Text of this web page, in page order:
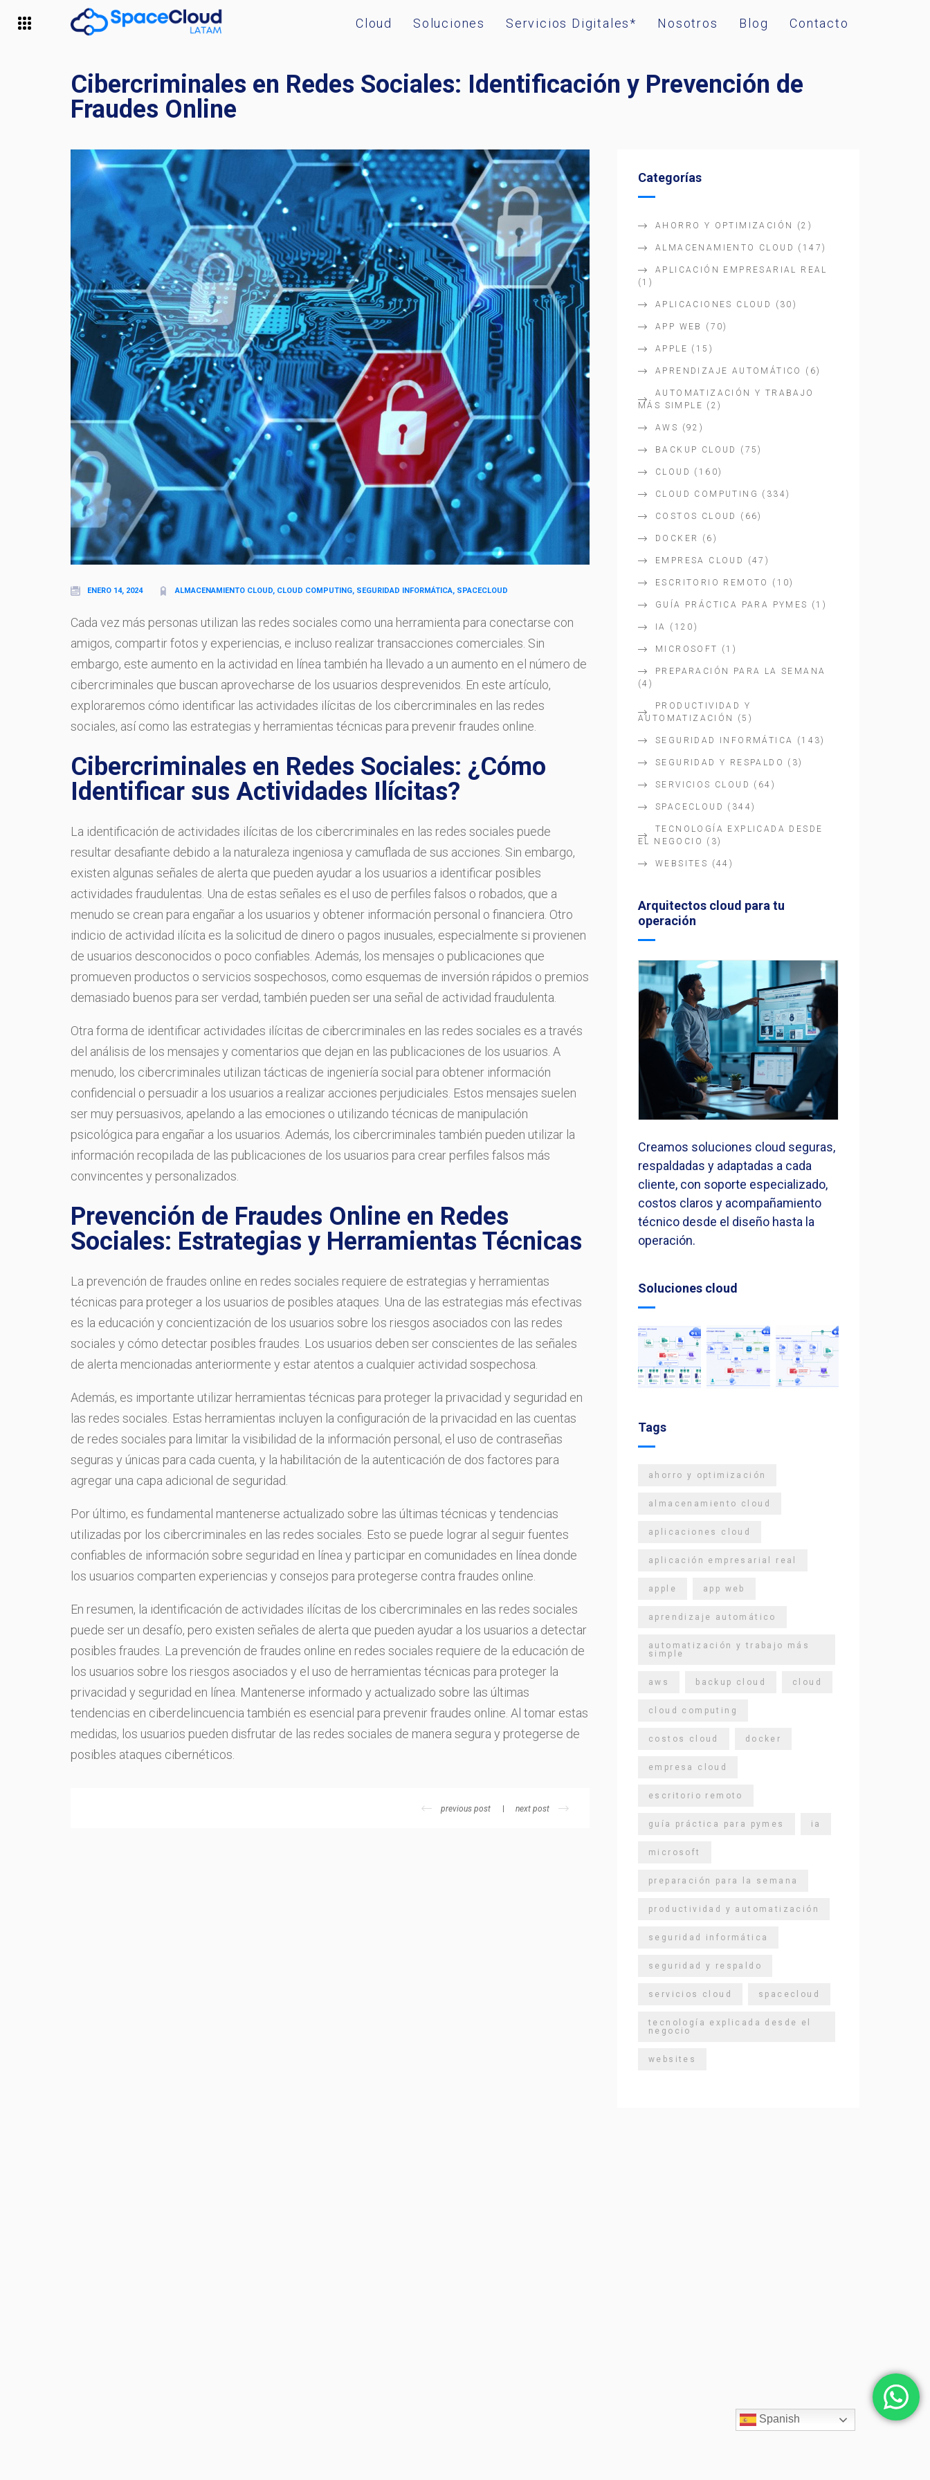
Cloud Soluciones Servicios Digitales* Nosotros Blog Contacto
Cibercriminales en Redes Sociales: Identificación y Prevención de
Fraudes Online
ENERO 14, 2024 ALMACENAMIENTO CLOUD, CLOUD COMPUTING, SEGURIDAD INFORMÁTICA, SPACECLOUD
Cada vez más personas utilizan las redes sociales como una herramienta para conectarse con
amigos, compartir fotos y experiencias, e incluso realizar transacciones comerciales. Sin
embargo, este aumento en la actividad en línea también ha llevado a un aumento en el número de
cibercriminales que buscan aprovecharse de los usuarios desprevenidos. En este artículo,
exploraremos cómo identificar las actividades ilícitas de los cibercriminales en las redes
sociales, así como las estrategias y herramientas técnicas para prevenir fraudes online.
Cibercriminales en Redes Sociales: ¿Cómo
Identificar sus Actividades Ilícitas?
La identificación de actividades ilícitas de los cibercriminales en las redes sociales puede
resultar desafiante debido a la naturaleza ingeniosa y camuflada de sus acciones. Sin embargo,
existen algunas señales de alerta que pueden ayudar a los usuarios a identificar posibles
actividades fraudulentas. Una de estas señales es el uso de perfiles falsos o robados, que a
menudo se crean para engañar a los usuarios y obtener información personal o financiera. Otro
indicio de actividad ilícita es la solicitud de dinero o pagos inusuales, especialmente si provienen
de usuarios desconocidos o poco confiables. Además, los mensajes o publicaciones que
promueven productos o servicios sospechosos, como esquemas de inversión rápidos o premios
demasiado buenos para ser verdad, también pueden ser una señal de actividad fraudulenta.
Otra forma de identificar actividades ilícitas de cibercriminales en las redes sociales es a través
del análisis de los mensajes y comentarios que dejan en las publicaciones de los usuarios. A
menudo, los cibercriminales utilizan tácticas de ingeniería social para obtener información
confidencial o persuadir a los usuarios a realizar acciones perjudiciales. Estos mensajes suelen
ser muy persuasivos, apelando a las emociones o utilizando técnicas de manipulación
psicológica para engañar a los usuarios. Además, los cibercriminales también pueden utilizar la
información recopilada de las publicaciones de los usuarios para crear perfiles falsos más
convincentes y personalizados.
Prevención de Fraudes Online en Redes
Sociales: Estrategias y Herramientas Técnicas
La prevención de fraudes online en redes sociales requiere de estrategias y herramientas
técnicas para proteger a los usuarios de posibles ataques. Una de las estrategias más efectivas
es la educación y concientización de los usuarios sobre los riesgos asociados con las redes
sociales y cómo detectar posibles fraudes. Los usuarios deben ser conscientes de las señales
de alerta mencionadas anteriormente y estar atentos a cualquier actividad sospechosa.
Además, es importante utilizar herramientas técnicas para proteger la privacidad y seguridad en
las redes sociales. Estas herramientas incluyen la configuración de la privacidad en las cuentas
de redes sociales para limitar la visibilidad de la información personal, el uso de contraseñas
seguras y únicas para cada cuenta, y la habilitación de la autenticación de dos factores para
agregar una capa adicional de seguridad.
Por último, es fundamental mantenerse actualizado sobre las últimas técnicas y tendencias
utilizadas por los cibercriminales en las redes sociales. Esto se puede lograr al seguir fuentes
confiables de información sobre seguridad en línea y participar en comunidades en línea donde
los usuarios comparten experiencias y consejos para protegerse contra fraudes online.
En resumen, la identificación de actividades ilícitas de los cibercriminales en las redes sociales
puede ser un desafío, pero existen señales de alerta que pueden ayudar a los usuarios a detectar
posibles fraudes. La prevención de fraudes online en redes sociales requiere de la educación de
los usuarios sobre los riesgos asociados y el uso de herramientas técnicas para proteger la
privacidad y seguridad en línea. Mantenerse informado y actualizado sobre las últimas
tendencias en ciberdelincuencia también es esencial para prevenir fraudes online. Al tomar estas
medidas, los usuarios pueden disfrutar de las redes sociales de manera segura y protegerse de
posibles ataques cibernéticos.
previous post next post
Categorías
AHORRO Y OPTIMIZACIÓN (2)
ALMACENAMIENTO CLOUD (147)
APLICACIÓN EMPRESARIAL REAL
(1)
APLICACIONES CLOUD (30)
APP WEB (70)
APPLE (15)
APRENDIZAJE AUTOMÁTICO (6)
AUTOMATIZACIÓN Y TRABAJO
MÁS SIMPLE (2)
AWS (92)
BACKUP CLOUD (75)
CLOUD (160)
CLOUD COMPUTING (334)
COSTOS CLOUD (66)
DOCKER (6)
EMPRESA CLOUD (47)
ESCRITORIO REMOTO (10)
GUÍA PRÁCTICA PARA PYMES (1)
IA (120)
MICROSOFT (1)
PREPARACIÓN PARA LA SEMANA
(4)
PRODUCTIVIDAD Y
AUTOMATIZACIÓN
(5)
SEGURIDAD INFORMÁTICA (143)
SEGURIDAD Y RESPALDO (3)
SERVICIOS CLOUD (64)
SPACECLOUD (344)
TECNOLOGÍA EXPLICADA DESDE
EL NEGOCIO
(3)
WEBSITES (44)
Arquitectos cloud para tu
operación
Creamos soluciones cloud seguras,
respaldadas y adaptadas a cada
cliente, con soporte especializado,
costos claros y acompañamiento
técnico desde el diseño hasta la
operación.
Soluciones cloud
Tags
ahorro y optimización
almacenamiento cloud
aplicaciones cloud
aplicación empresarial real
apple app web
aprendizaje automático
automatización y trabajo más
simple
aws backup cloud cloud
cloud computing
costos cloud docker
empresa cloud
escritorio remoto
guía práctica para pymes ia
microsoft
preparación para la semana
productividad y automatización
seguridad informática
seguridad y respaldo
servicios cloud spacecloud
tecnología explicada desde el
negocio
websites
Spanish